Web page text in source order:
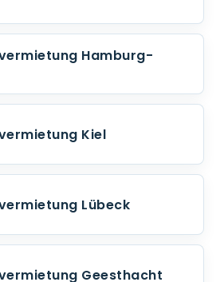
Hamburg-
Kiel
Lübeck
Geesthacht